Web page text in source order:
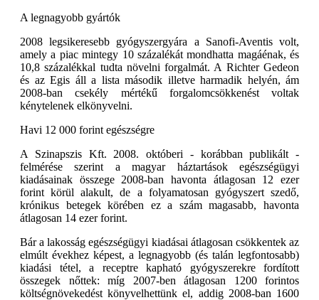
A legnagyobb gyártók
2008 legsikeresebb gyógyszergyára a Sanofi-Aventis volt,
amely a piac mintegy 10 százalékát mondhatta magáénak, és
10,8 százalékkal tudta növelni forgalmát. A Richter Gedeon
és az Egis áll a lista második illetve harmadik helyén, ám
2008-ban csekély mértékű forgalomcsökkenést voltak
kénytelenek elkönyvelni.
Havi 12 000 forint egészségre
A Szinapszis Kft. 2008. októberi - korábban publikált -
felmérése szerint a magyar háztartások egészségügyi
kiadásainak összege 2008-ban havonta átlagosan 12 ezer
forint körül alakult, de a folyamatosan gyógyszert szedő,
krónikus betegek körében ez a szám magasabb, havonta
átlagosan 14 ezer forint.
Bár a lakosság egészségügyi kiadásai átlagosan csökkentek az
elmúlt évekhez képest, a legnagyobb (és talán legfontosabb)
kiadási tétel, a receptre kapható gyógyszerekre fordított
összegek nőttek: míg 2007-ben átlagosan 1200 forintos
költségnövekedést könyvelhettünk el, addig 2008-ban 1600